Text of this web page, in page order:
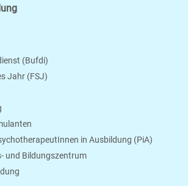
(Bufdi)
Jahr (FSJ)
in Ausbildung (PiA)
und Bildungszentrum